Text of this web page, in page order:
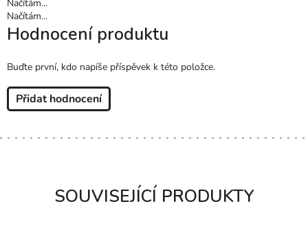
SOUVISEJÍCÍ PRODUKTY
Načítám...
Načítám...
Hodnocení produktu
Buďte první, kdo napíše příspěvek k této položce.
Přidat hodnocení